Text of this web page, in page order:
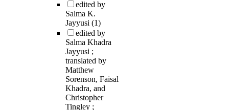
edited by
Salma K.
Jayyusi (1)
edited by
Salma Khadra
Jayyusi ;
translated by
Matthew
Sorenson, Faisal
Khadra, and
Christopher
Tingley ;